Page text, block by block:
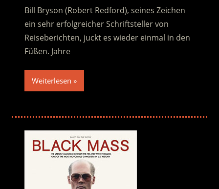
Bill Bryson (Robert Redford), seines Zeichen
ein sehr erfolgreicher Schriftsteller von
Reiseberichten, juckt es wieder einmal in den
Füßen. Jahre
Weiterlesen